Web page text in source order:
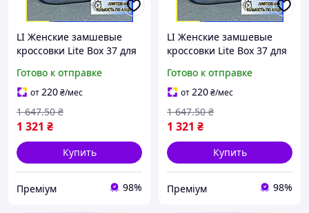
LI Женские замшевые
кроссовки Lite Box 37 для
пенной подошвой
спортивная обувь для
LIP77/R
Готово к отправке
от220₴/мес
1 321 ₴
1 647.50 ₴
Купить
Преміум 98%
LI Женские замшевые
кроссовки Lite Box 37 для
пенной подошвой
спортивная обувь для
LIP77/R
Готово к отправке
от220₴/мес
1 321 ₴
1 647.50 ₴
Купить
Преміум 98%